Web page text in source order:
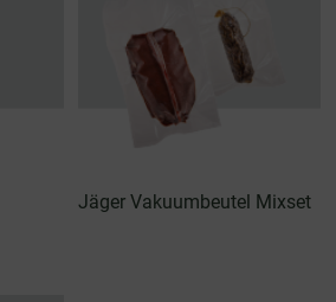
Jäger Vakuumbeutel Mixset